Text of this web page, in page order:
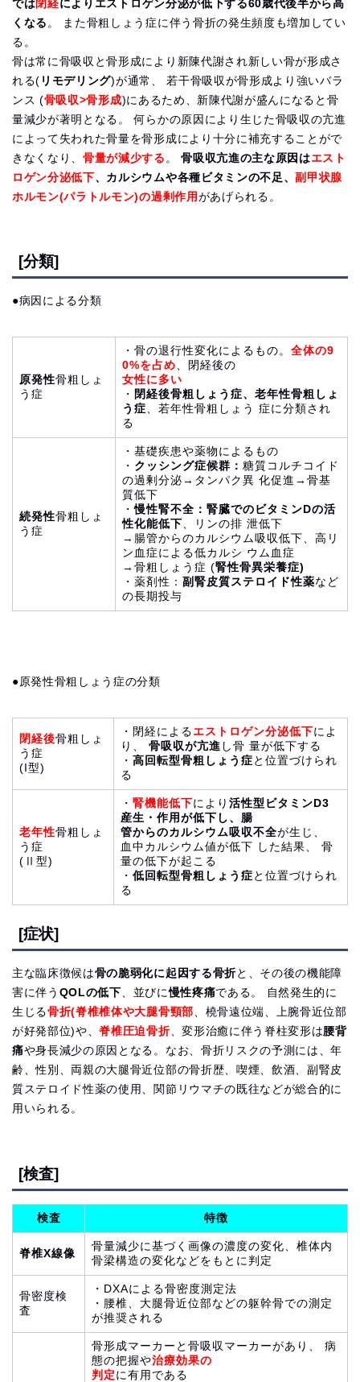
では閉経によりエストロゲン分泌が低下する60歳代後半から高
くなる 。 また骨粗しょう症に伴う骨折の発生頻度も増加してい
る。
骨は常に骨吸収と骨形成により新陳代謝され新しい骨が形成さ
れる( リモデリング)が通常、 若干骨吸収が骨形成より強いバラ
ンス (骨吸収>骨形成)にあるため、新陳代謝が盛んになると骨
量減少が著明となる。 何らかの原因により生じた骨吸収の亢進
によって失われた骨量を骨形成により十分に補充することがで
きなくなり、骨量が減少する 。骨吸収亢進の主な原因はエスト
ロゲン分泌低下、カルシウムや各種ビタミンの不足、副甲状腺
ホルモン(パラトルモン)の過剰作用 があげられる。
[分類]
●病因による分類
原発性骨粗しょ
う症
・骨の退行性変化によるもの。 全体の9
0%を占め、閉経後の
女性に多い
・ 閉経後骨粗しょう症、老年性骨粗しょ
う症、若年性骨粗しょう 症に分類され
る
続発性骨粗しょ
う症
・基礎疾患や薬物によるもの
・ クッシング症候群： 糖質コルチコイド
の過剰分泌→タンパク異 化促進→骨基
質低下
・慢性腎不全：腎臓でのビタミンDの活
性化能低下、リンの排 泄低下
→腸管からのカルシウム吸収低下、高リ
ン血症による低カルシ ウム血症
→骨粗しょう症 (腎性骨異栄養症)
・薬剤性： 副腎皮質ステロイド性薬など
の長期投与
●原発性骨粗しょう症の分類
閉経後骨粗しょ
う症
(I型)
・閉経による エストロゲン分泌低下によ
り、 骨吸収が亢進 し骨 量が低下する
・ 高回転型骨粗しょう症 と位置づけられ
る
老年性骨粗しょ
う症
(Ⅱ型)
・ 腎機能低下により 活性型ビタミンD3
産生・作用が低下し、腸
管からのカルシウム吸収不全が生じ、
血中カルシウム値が低下 した結果、 骨
量の低下が起こる
・ 低回転型骨粗しょう症 と位置づけられ
る
[症状]
主な臨床徴候は骨の脆弱化に起因する骨折と、その後の機能障
害に伴う QOLの低下、並びに慢性疼痛である。 自然発生的に
生じる骨折(脊椎椎体や大腿骨頸部、橈骨遠位端、上腕骨近位部
が好発部位)や、脊椎圧迫骨折、変形治癒に伴う脊柱変形は腰背
痛や身長減少の原因となる。なお、骨折リスクの予測には、年
齢、性別、両親の大腿骨近位部の骨折歴、喫煙、飲酒、副腎皮
質ステロイド性薬の使用、関節リウマチの既往などが総合的に
用いられる。
[検査]
検査 特徴
脊椎X線像
骨量減少に基づく画像の濃度の変化、椎体内
骨梁構造の変化などをもとに判定
骨密度検
査
・DXAによる骨密度測定法
・腰椎、大腿骨近位部などの躯幹骨での測定
が推奨される
骨形成マーカーと骨吸収マーカーがあり、 病
態の把握や治療効果の
判定 に有用である